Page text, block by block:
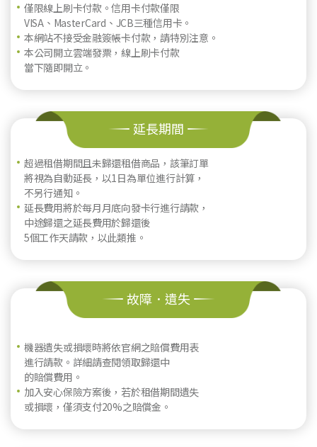
僅限線上刷卡付款。信用卡付款僅限
VISA、MasterCard、JCB三種信用卡。
本網站不接受金融簽帳卡付款，請特別注意。
本公司開立雲端發票，線上刷卡付款
當下隨即開立。
延長期間
超過租借期間且未歸還租借商品，該筆訂單
將視為自動延長，以1日為單位進行計算，
不另行通知。
延長費用將於每月月底向發卡行進行請款，
中途歸還之延長費用於歸還後
5個工作天請款，以此類推。
故障．遺失
機器遺失或損壞時將依官網之賠償費用表
進行請款。詳細請查閱領取歸還中
的賠償費用。
加入安心保險方案後，若於租借期間遺失
或損壞，僅須支付20%之賠償金。